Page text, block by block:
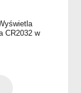
CR2032 w